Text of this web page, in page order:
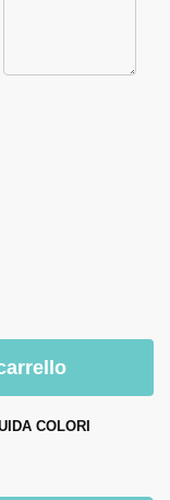
COLORI